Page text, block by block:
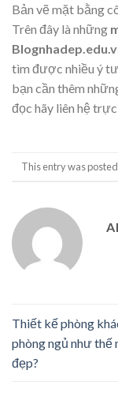
Bản vẽ mặt bằng
Trên đây là những
tìm được nhiều ý
bạn cần thêm
đọc hãy liên hệ
This entry was
Thiết kế phòng
phòng ngủ như thế
đẹp?